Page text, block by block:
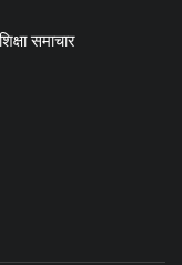
शिक्षा समाचार